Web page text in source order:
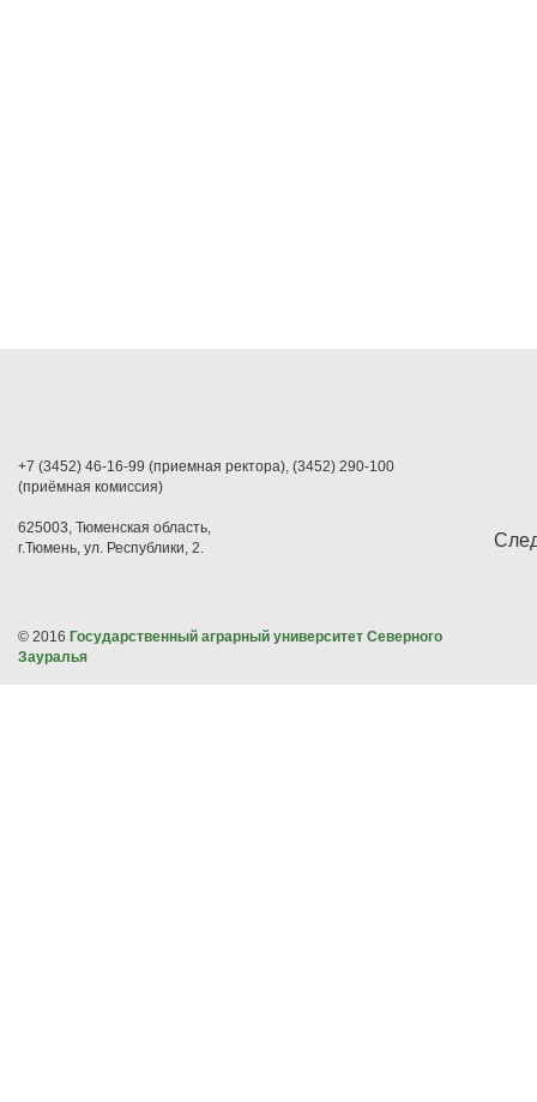
+7 (3452) 46-16-99 (приемная ректора), (3452) 290-100
(приёмная комиссия)
625003, Тюменская область,
г.Тюмень, ул. Республики, 2.
© 2016 Государственный аграрный университет Северного
Зауралья